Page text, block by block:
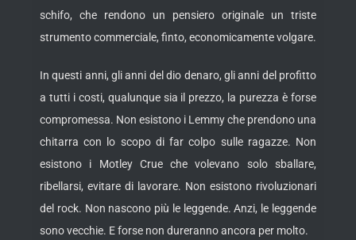
schifo, che rendono un pensiero originale un triste
strumento commerciale, finto, economicamente volgare.
In questi anni, gli anni del dio denaro, gli anni del profitto
a tutti i costi, qualunque sia il prezzo, la purezza è forse
compromessa. Non esistono i Lemmy che prendono una
chitarra con lo scopo di far colpo sulle ragazze. Non
esistono i Motley Crue che volevano solo sballare,
ribellarsi, evitare di lavorare. Non esistono rivoluzionari
del rock. Non nascono più le leggende. Anzi, le leggende
sono vecchie. E forse non dureranno ancora per molto.